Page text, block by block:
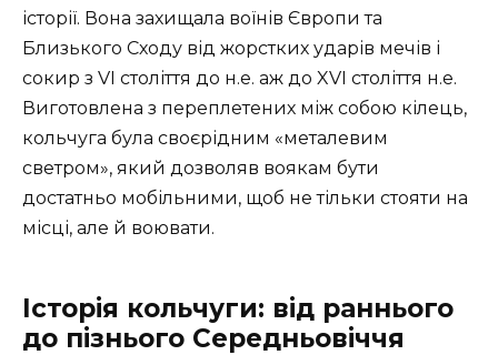
історії. Вона захищала воїнів Європи та
Близького Сходу від жорстких ударів мечів і
сокир з VI століття до н.е. аж до XVI століття н.е.
Виготовлена з переплетених між собою кілець,
кольчуга була своєрідним «металевим
светром», який дозволяв воякам бути
достатньо мобільними, щоб не тільки стояти на
місці, але й воювати.
Історія кольчуги: від раннього
до пізнього Середньовіччя